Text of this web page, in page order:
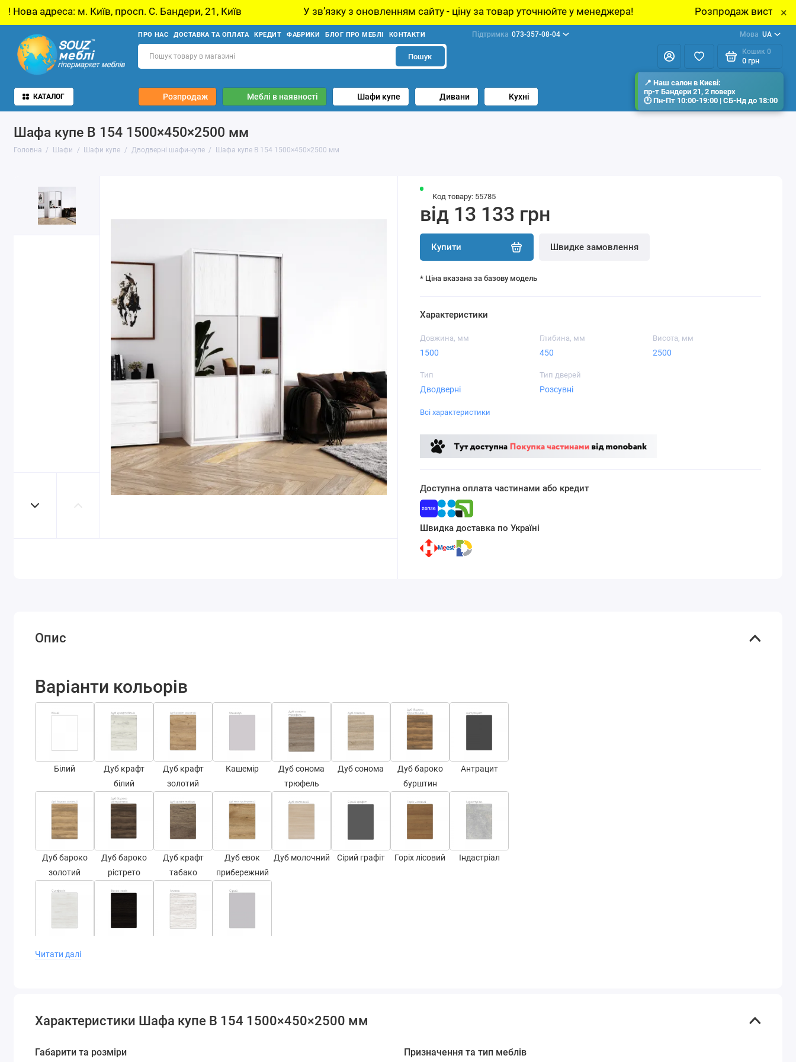
Київ, просп. С. Бандери, 21, Київ У звʼязку з оновленням сайту - ціну за товар уточнюйте у менеджера! Розпродаж виставкових зразків ×
ПРО НАС ДОСТАВКА ТА ОПЛАТА КРЕДИТ ФАБРИКИ БЛОГ ПРО МЕБЛІ КОНТАКТИ Підтримка 073-357-08-04 Мова UA
Пошук
Кошик 0
0 грн
КАТАЛОГ Розпродаж Меблі в наявності Шафи купе Дивани Кухні
Шафа купе В 154 1500×450×2500 мм
Головна Шафи Шафи купе Дводверні шафи-купе Шафа купе В 154 1500×450×2500 мм
Код товару: 55785
від 13 133 грн
Купити Швидке замовлення
* Ціна вказана за базову модель
Характеристики
Довжина, мм
1500
Глибина, мм
450
Висота, мм
2500
Тип
Дводверні
Тип дверей
Розсувні
Всі характеристики
Доступна оплата частинами або кредит
Швидка доставка по Україні
Опис
Варіанти кольорів
Білий
Дуб крафт
білий
Дуб крафт
золотий
Кашемір
Дуб сонома
трюфель
Дуб сонома
Дуб бароко
бурштин
Антрацит
Дуб бароко
золотий
Дуб бароко
рістрето
Дуб крафт
табако
Дуб евок
прибережний
Дуб молочний Сірий графіт Горіх лісовий Індастріал
Дзеркало ДСП СТ-3,7 СТ-4,1
Читати далі
Характеристики Шафа купе В 154 1500×450×2500 мм
Габарити та розміри Призначення та тип меблів